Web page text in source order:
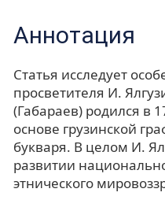
Аннотация
Статья исследует
просветителя И.
(Габараев) родился в
основе грузинской
букваря. В целом И.
развитии
этнического